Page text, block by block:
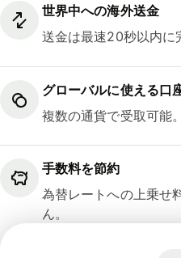
世界中への海外送金
送金は最速20秒以内に
グローバルに使える口
複数の通貨で受取可能
手数料を節約
為替レートへの上乗せ
ん。